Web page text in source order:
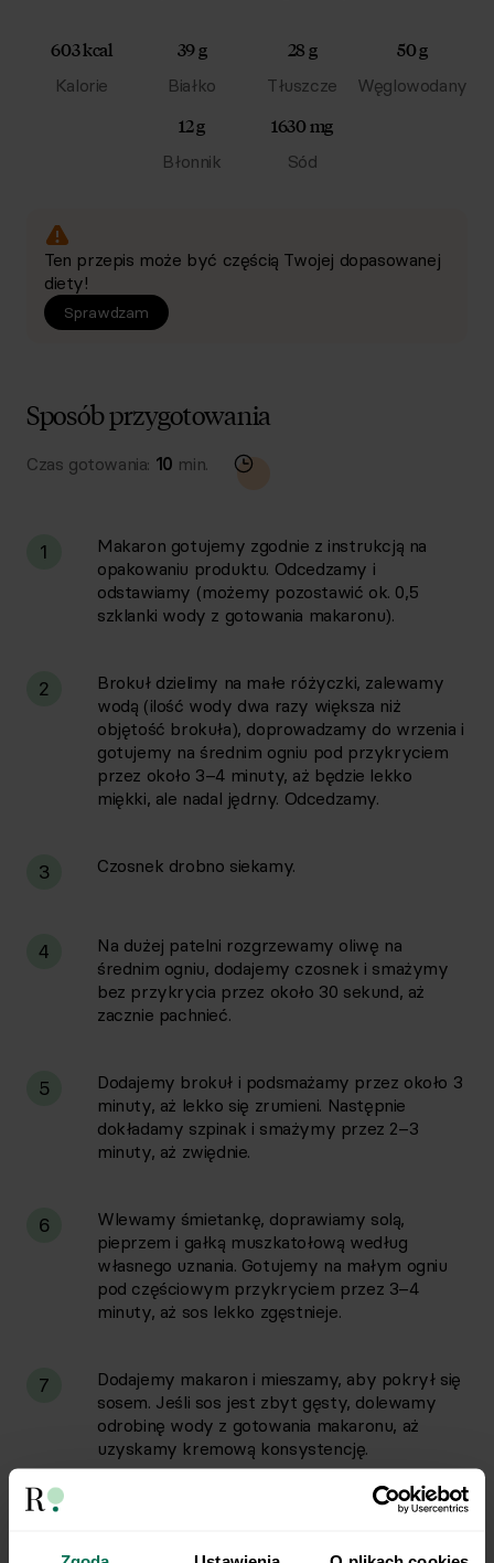
603 kcal
Kalorie
39 g
Białko
28 g
Tłuszcze
50 g
Węglowodany
12 g
Błonnik
1630 mg
Sód
Ten przepis może być częścią Twojej dopasowanej
diety!
Sprawdzam
Sposób przygotowania
Czas gotowania: 10 min.
1
Makaron gotujemy zgodnie z instrukcją na
opakowaniu produktu. Odcedzamy i
odstawiamy (możemy pozostawić ok. 0,5
szklanki wody z gotowania makaronu).
2
Brokuł dzielimy na małe różyczki, zalewamy
wodą (ilość wody dwa razy większa niż
objętość brokuła), doprowadzamy do wrzenia i
gotujemy na średnim ogniu pod przykryciem
przez około 3–4 minuty, aż będzie lekko
miękki, ale nadal jędrny. Odcedzamy.
3 Czosnek drobno siekamy.
4
Na dużej patelni rozgrzewamy oliwę na
średnim ogniu, dodajemy czosnek i smażymy
bez przykrycia przez około 30 sekund, aż
zacznie pachnieć.
5
Dodajemy brokuł i podsmażamy przez około 3
minuty, aż lekko się zrumieni. Następnie
dokładamy szpinak i smażymy przez 2–3
minuty, aż zwiędnie.
6
Wlewamy śmietankę, doprawiamy solą,
pieprzem i gałką muszkatołową według
własnego uznania. Gotujemy na małym ogniu
pod częściowym przykryciem przez 3–4
minuty, aż sos lekko zgęstnieje.
7
Dodajemy makaron i mieszamy, aby pokrył się
sosem. Jeśli sos jest zbyt gęsty, dolewamy
odrobinę wody z gotowania makaronu, aż
uzyskamy kremową konsystencję.
Na koniec dodajemy łososia podzielonego na